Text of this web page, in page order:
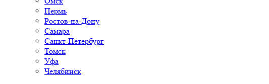
Пермь
Ростов-на-Дону
Самара
Санкт-Петербург
Томск
Уфа
Челябинск